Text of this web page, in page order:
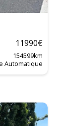
11990€
154599km
Automatique